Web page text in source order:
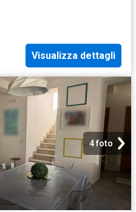
Visualizza dettagli
4 foto